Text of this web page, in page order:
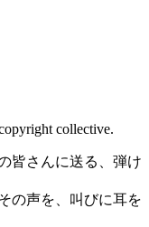
collective.
皆さんに送る、弾け
の声を、叫びに耳を